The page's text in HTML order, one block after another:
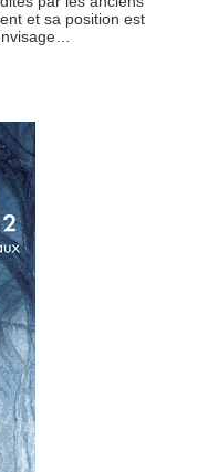
et sa position est